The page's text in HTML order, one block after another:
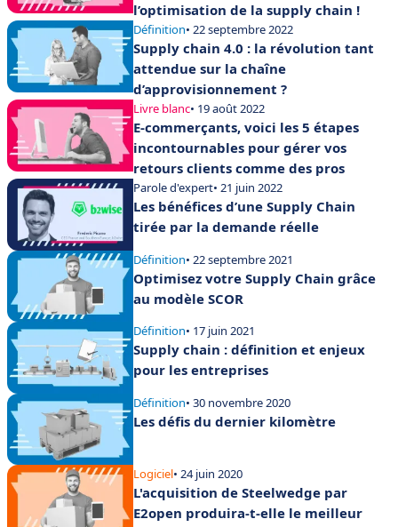
l’optimisation de la supply chain !
Définition• 22 septembre 2022
Supply chain 4.0 : la révolution tant
attendue sur la chaîne
d’approvisionnement ?
Livre blanc• 19 août 2022
E-commerçants, voici les 5 étapes
incontournables pour gérer vos
retours clients comme des pros
Parole d'expert• 21 juin 2022
Les bénéfices d’une Supply Chain
tirée par la demande réelle
Définition• 22 septembre 2021
Optimisez votre Supply Chain grâce
au modèle SCOR
Définition• 17 juin 2021
Supply chain : définition et enjeux
pour les entreprises
Définition• 30 novembre 2020
Les défis du dernier kilomètre
Logiciel• 24 juin 2020
L'acquisition de Steelwedge par
E2open produira-t-elle le meilleur